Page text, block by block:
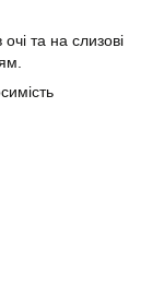
та на слизові